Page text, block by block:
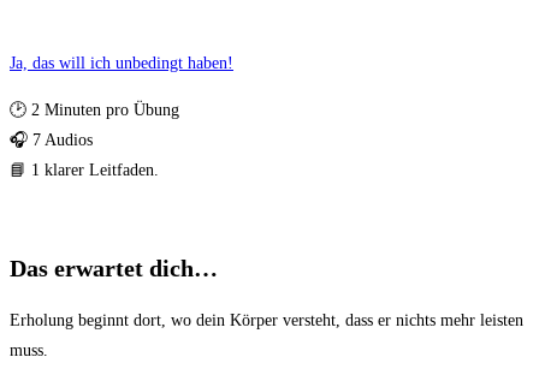
Ja, das will ich unbedingt haben!
🕑 2 Minuten pro Übung
🎧 7 Audios
📘 1 klarer Leitfaden.
Das erwartet dich…
Erholung beginnt dort, wo dein Körper versteht, dass er nichts mehr leisten
muss.